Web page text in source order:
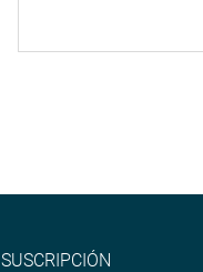
SUSCRIPCIÓN